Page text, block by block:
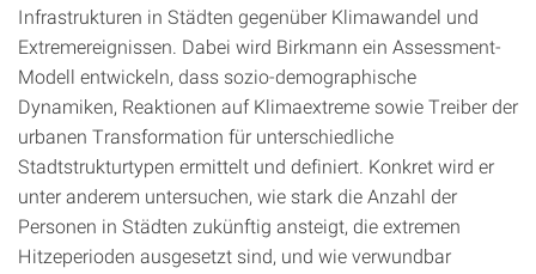
Infrastrukturen in Städten gegenüber Klimawandel und
Extremereignissen. Dabei wird Birkmann ein Assessment-
Modell entwickeln, dass sozio-demographische
Dynamiken, Reaktionen auf Klimaextreme sowie Treiber der
urbanen Transformation für unterschiedliche
Stadtstrukturtypen ermittelt und definiert. Konkret wird er
unter anderem untersuchen, wie stark die Anzahl der
Personen in Städten zukünftig ansteigt, die extremen
Hitzeperioden ausgesetzt sind, und wie verwundbar